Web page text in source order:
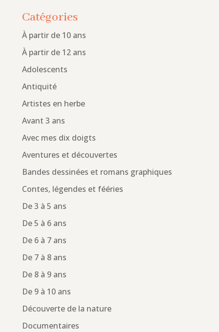
Catégories
À partir de 10 ans
À partir de 12 ans
Adolescents
Antiquité
Artistes en herbe
Avant 3 ans
Avec mes dix doigts
Aventures et découvertes
Bandes dessinées et romans graphiques
Contes, légendes et fééries
De 3 à 5 ans
De 5 à 6 ans
De 6 à 7 ans
De 7 à 8 ans
De 8 à 9 ans
De 9 à 10 ans
Découverte de la nature
Documentaires